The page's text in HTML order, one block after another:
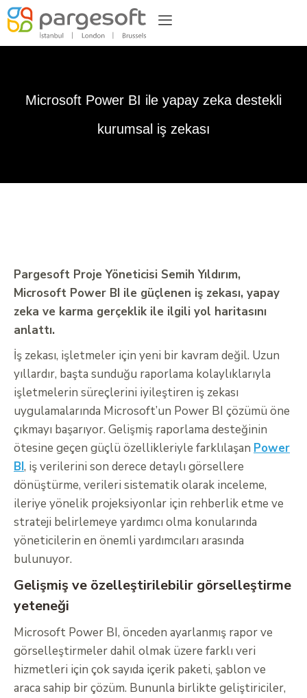
Microsoft Power BI ile yapay zeka destekli
kurumsal iş zekası
Pargesoft Proje Yöneticisi Semih Yıldırım,
Microsoft Power BI ile güçlenen iş zekası, yapay
zeka ve karma gerçeklik ile ilgili yol haritasını
anlattı.
İş zekası, işletmeler için yeni bir kavram değil. Uzun
yıllardır, başta sunduğu raporlama kolaylıklarıyla
işletmelerin süreçlerini iyileştiren iş zekası
uygulamalarında Microsoft’un Power BI çözümü öne
çıkmayı başarıyor. Gelişmiş raporlama desteğinin
ötesine geçen güçlü özellikleriyle farklılaşan Power
BI, iş verilerini son derece detaylı görsellere
dönüştürme, verileri sistematik olarak inceleme,
ileriye yönelik projeksiyonlar için rehberlik etme ve
strateji belirlemeye yardımcı olma konularında
yöneticilerin en önemli yardımcıları arasında
bulunuyor.
Gelişmiş ve özelleştirilebilir görselleştirme
yeteneği
Microsoft Power BI, önceden ayarlanmış rapor ve
görselleştirmeler dahil olmak üzere farklı veri
hizmetleri için çok sayıda içerik paketi, şablon ve
araca sahip bir çözüm. Bununla birlikte geliştiriciler,